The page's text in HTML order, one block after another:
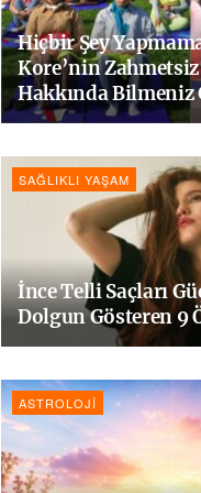
Hiçbir Şey
Kore’nin
Hakkında Bilmeniz
SAĞLIKLI YAŞAM
İnce Telli Saçları
Dolgun Gösteren 9
ASTROLOJI